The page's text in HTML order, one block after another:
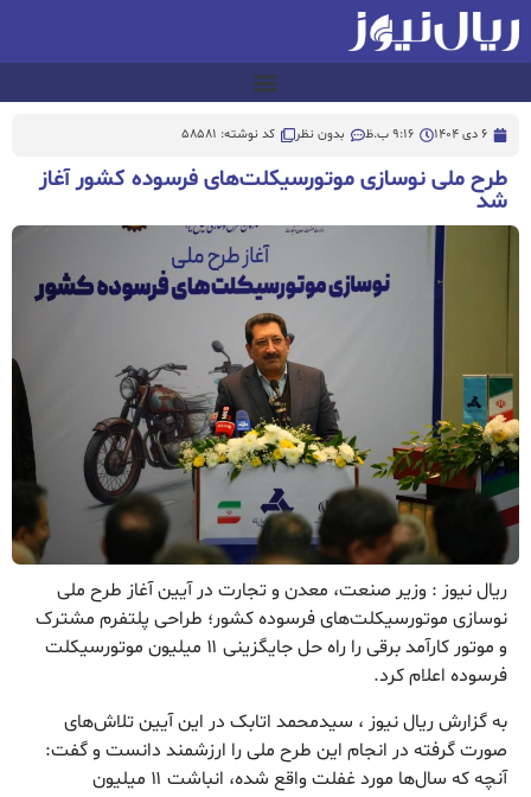
6 دی 1404 9:16 ب.ظ بدون نظر کد نوشته: 58581
طرح ملی نوسازی موتورسیکلت‌های فرسوده کشور آغاز
شد
ریال نیوز : وزیر صنعت، معدن و تجارت در آیین آغاز طرح ملی
نوسازی موتورسیکلت‌های فرسوده کشور؛ طراحی پلتفرم مشترک
و موتور کارآمد برقی را راه حل جایگزینی ۱۱ میلیون موتورسیکلت
فرسوده اعلام کرد.
به گزارش ریال نیوز ، سید‌محمد اتابک در این آیین تلاش‌های
صورت گرفته در انجام این طرح ملی را ارزشمند دانست و گفت:
آنچه که سال‌ها مورد غفلت واقع شده، انباشت ۱۱ میلیون